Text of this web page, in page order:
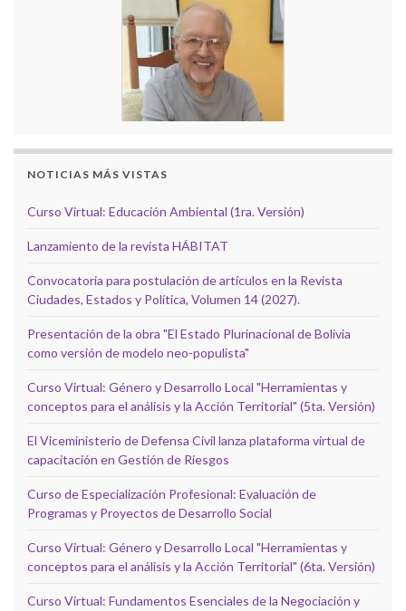
NOTICIAS MÁS VISTAS
Curso Virtual: Educación Ambiental (1ra. Versión)
Lanzamiento de la revista HÁBITAT
Convocatoria para postulación de artículos en la Revista
Ciudades, Estados y Política, Volumen 14 (2027).
Presentación de la obra "El Estado Plurinacional de Bolivia
como versión de modelo neo-populista"
Curso Virtual: Género y Desarrollo Local "Herramientas y
conceptos para el análisis y la Acción Territorial" (5ta. Versión)
El Viceministerio de Defensa Civil lanza plataforma virtual de
capacitación en Gestión de Riesgos
Curso de Especialización Profesional: Evaluación de
Programas y Proyectos de Desarrollo Social
Curso Virtual: Género y Desarrollo Local "Herramientas y
conceptos para el análisis y la Acción Territorial" (6ta. Versión)
Curso Virtual: Fundamentos Esenciales de la Negociación y